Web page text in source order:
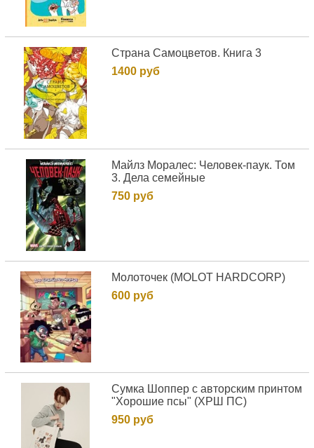
Страна Самоцветов. Книга 3
1400 руб
Майлз Моралес: Человек-паук. Том
3. Дела семейные
750 руб
Молоточек (MOLOT HARDCORP)
600 руб
Сумка Шоппер с авторским принтом
"Хорошие псы" (ХРШ ПС)
950 руб